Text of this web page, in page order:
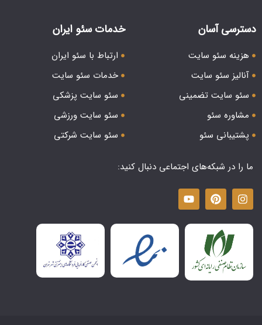
دسترسی آسان
هزینه سئو سایت
آنالیز سئو سایت
سئو سایت تضمینی
مشاوره سئو
پشتیبانی سئو
خدمات سئو ایران
ارتباط با سئو ایران
خدمات سئو سایت
سئو سایت پزشکی
سئو سایت ورزشی
سئو سایت شرکتی
ما را در شبکه‌های اجتماعی دنبال کنید: